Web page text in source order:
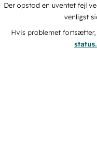
Der opstod en uventet fejl
venligst
Hvis problemet